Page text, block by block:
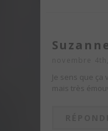
Je sens que
mais très